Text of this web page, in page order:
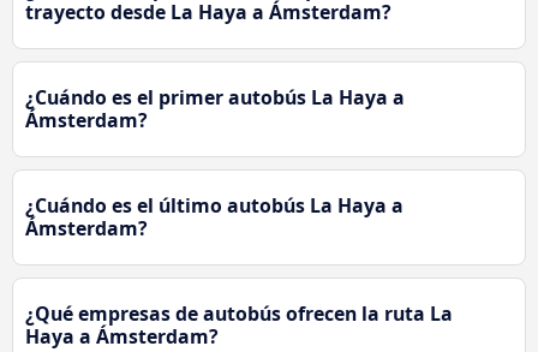
trayecto desde La Haya a Ámsterdam?
¿Cuándo es el primer autobús La Haya a
Ámsterdam?
¿Cuándo es el último autobús La Haya a
Ámsterdam?
¿Qué empresas de autobús ofrecen la ruta La
Haya a Ámsterdam?